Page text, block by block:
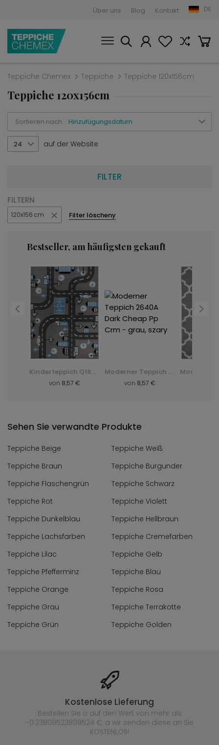
Über uns Blog Kontakt DE
Teppiche Chemex Teppiche Teppiche 120x156cm
Teppiche 120x156cm
Sortieren nach: Hinzufügungsdatum
24 auf der Website
FILTER
FILTERN
120x156 cm Filter löscheny
Bestseller, am häufigsten gekauft
Kinderteppich Q166A Pinky Ewl - grau, szary
von 8,57 €
Moderner Teppich 2640A Dark Cheap Pp Crm - grau, szary
von 8,57 €
Sehen Sie verwandte Produkte
Teppiche Beige
Teppiche Weiß
Teppiche Braun
Teppiche Burgunder
Teppiche Flaschengrün
Teppiche Schwarz
Teppiche Rot
Teppiche Violett
Teppiche Dunkelblau
Teppiche Hellbraun
Teppiche Lachsfarben
Teppiche Cremefarben
Teppiche Lilac
Teppiche Gelb
Teppiche Pfefferminz
Teppiche Blau
Teppiche Orange
Teppiche Rosa
Teppiche Grau
Teppiche Terrakotte
Teppiche Grün
Teppiche Golden
Kostenlose Lieferung
Bestellen Sie o auf den Wert von mehr als
-0.23809523809524 €, a wir senden diese an Sie
KOSTENLOS!